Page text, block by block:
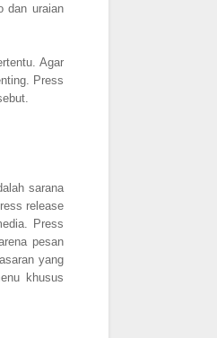
dan uraian
Agar
Press
sarana
release
Press
pesan
yang
khusus